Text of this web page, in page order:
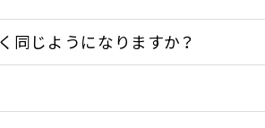
同じようになりますか？